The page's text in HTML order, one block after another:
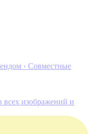
› Совместные
всех изображений и